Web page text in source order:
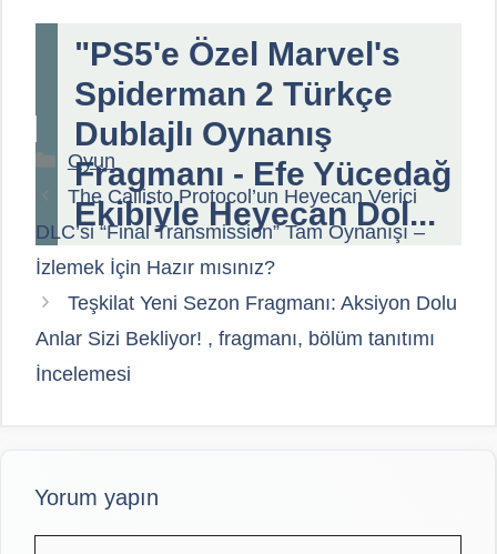
"PS5'e Özel Marvel's
Spiderman 2 Türkçe
Dublajlı Oynanış
Fragmanı - Efe Yücedağ
Ekibiyle Heyecan Dol...
Kategoriler
Oyun
The Callisto Protocol’un Heyecan Verici
DLC’si “Final Transmission” Tam Oynanışı –
İzlemek İçin Hazır mısınız?
Teşkilat Yeni Sezon Fragmanı: Aksiyon Dolu
Anlar Sizi Bekliyor! , fragmanı, bölüm tanıtımı
İncelemesi
Yorum yapın